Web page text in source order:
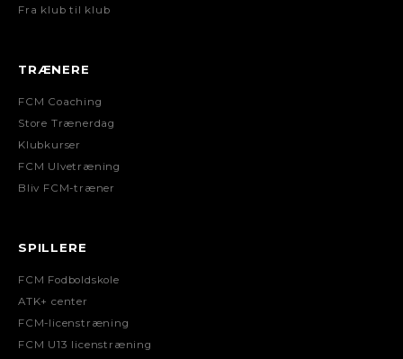
Fra klub til klub
TRÆNERE
FCM Coaching
Store Trænerdag
Klubkurser
FCM Ulvetræning
Bliv FCM-træner
SPILLERE
FCM Fodboldskole
ATK+ center
FCM-licenstræning
FCM U13 licenstræning